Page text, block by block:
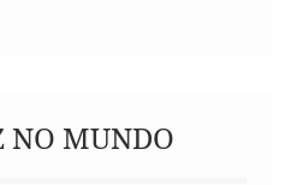
NO MUNDO